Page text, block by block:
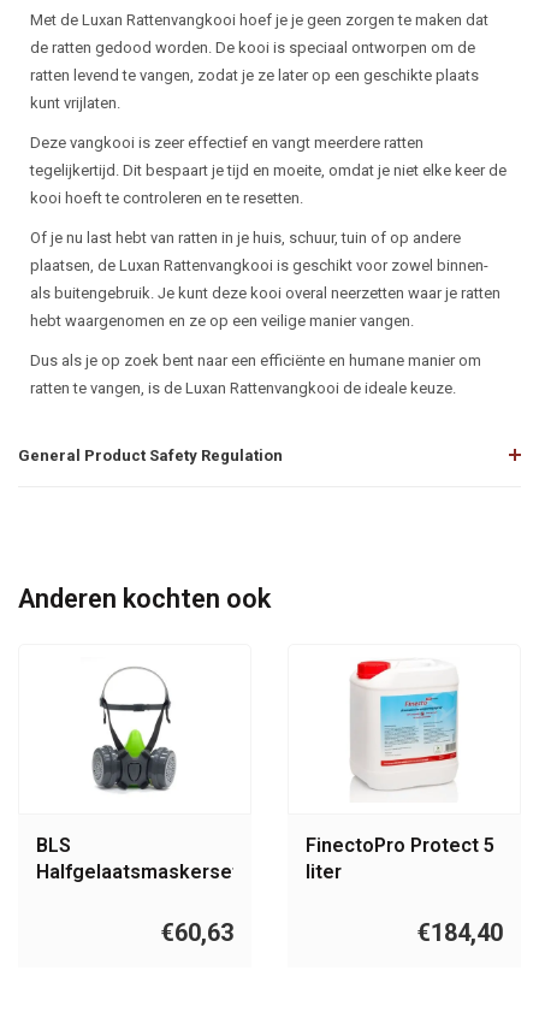
Met de Luxan Rattenvangkooi hoef je je geen zorgen te maken dat
de ratten gedood worden. De kooi is speciaal ontworpen om de
ratten levend te vangen, zodat je ze later op een geschikte plaats
kunt vrijlaten.
Deze vangkooi is zeer effectief en vangt meerdere ratten
tegelijkertijd. Dit bespaart je tijd en moeite, omdat je niet elke keer de
kooi hoeft te controleren en te resetten.
Of je nu last hebt van ratten in je huis, schuur, tuin of op andere
plaatsen, de Luxan Rattenvangkooi is geschikt voor zowel binnen-
als buitengebruik. Je kunt deze kooi overal neerzetten waar je ratten
hebt waargenomen en ze op een veilige manier vangen.
Dus als je op zoek bent naar een efficiënte en humane manier om
ratten te vangen, is de Luxan Rattenvangkooi de ideale keuze.
General Product Safety Regulation
Anderen kochten ook
BLS
Halfgelaatsmaskerset
€60,63
FinectoPro Protect 5
liter
€184,40